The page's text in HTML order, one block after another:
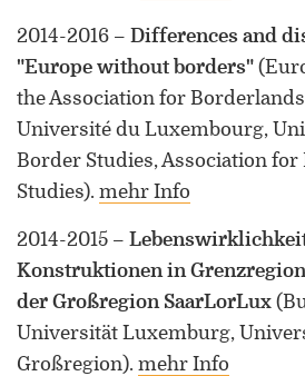
2014-2016 – Differences and
"Europe without borders"
the Association for
Université du Luxembourg,
Border Studies, Association
Studies). mehr Info
2014-2015 –
Konstruktionen in
der Großregion SaarLorLux
Universität Luxemburg,
Großregion). mehr Info